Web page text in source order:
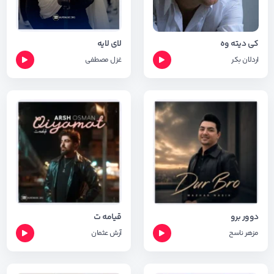
کی دیته وه
اردلان بکر
لای لایه
غزل مصطفی
دوور برو
مزهر ناسح
قیامه ت
آرش عثمان